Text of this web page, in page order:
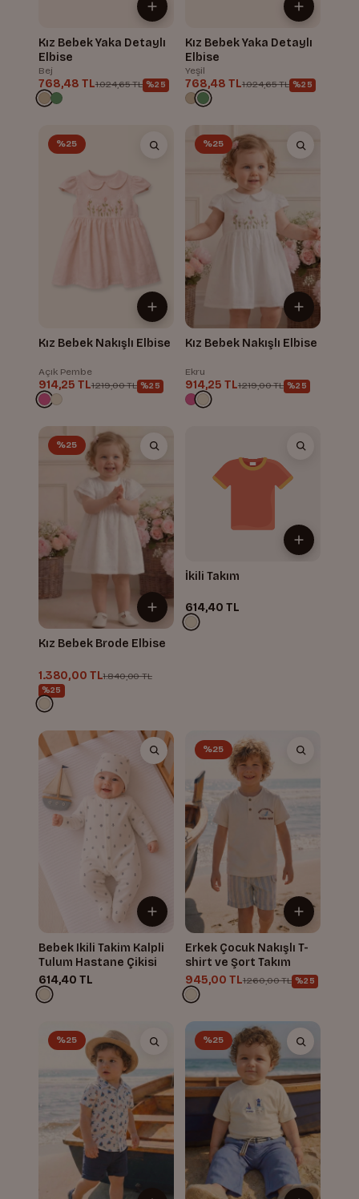
Kız Bebek Yaka Detaylı
Elbise
Bej
768,48 TL1.024,65 TL %25
Kız Bebek Yaka Detaylı
Elbise
Yeşil
768,48 TL1.024,65 TL %25
%25
Kız Bebek Nakışlı Elbise
Açık Pembe
914,25 TL1.219,00 TL %25
%25
Kız Bebek Nakışlı Elbise
Ekru
914,25 TL1.219,00 TL %25
%25
Kız Bebek Brode Elbise
1.380,00 TL1.840,00 TL
%25
İkili Takım
614,40 TL
Bebek Ikili Takim Kalpli
Tulum Hastane Çikisi
614,40 TL
%25
Erkek Çocuk Nakışlı T-
shirt ve Şort Takım
945,00 TL1.260,00 TL %25
%25 %25